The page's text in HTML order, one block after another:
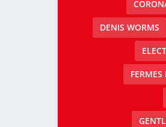
DENIS WORMS